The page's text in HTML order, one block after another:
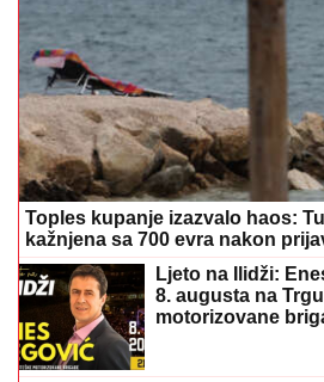
Toples kupanje izazvalo haos:
kažnjena sa 700 evra nakon
Ljeto na Ilidži:
8. augusta na
motorizovane